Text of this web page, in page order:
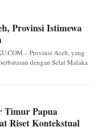
Provinsi Istimewa
– Provinsi Aceh, yang
dengan Selat Malaka
Timur Papua
Riset Kontekstual